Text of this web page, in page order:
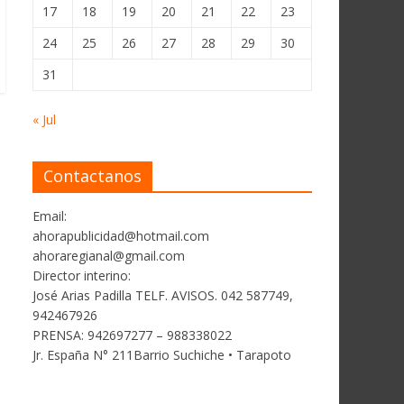
17
18 19 20 21 22
23
24
25 26 27 28 29
30
31
« Jul
Contactanos
Email:
ahorapublicidad@hotmail.com
ahoraregianal@gmail.com
Director interino:
José Arias Padilla TELF. AVISOS. 042 587749,
942467926
PRENSA: 942697277 – 988338022
Jr. España N° 211Barrio Suchiche • Tarapoto